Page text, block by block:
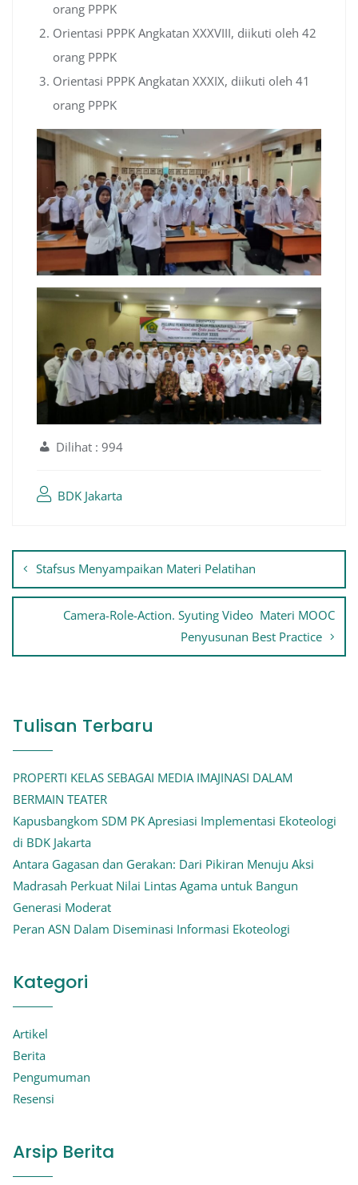
orang PPPK
Orientasi PPPK Angkatan XXXVIII, diikuti oleh 42
orang PPPK
Orientasi PPPK Angkatan XXXIX, diikuti oleh 41
orang PPPK
Dilihat : 994
BDK Jakarta
Navigasi
posStafsus Menyampaikan Materi Pelatihan
Camera-Role-Action. Syuting Video Materi MOOC
Penyusunan Best Practice
Tulisan Terbaru
PROPERTI KELAS SEBAGAI MEDIA IMAJINASI DALAM
BERMAIN TEATER
Kapusbangkom SDM PK Apresiasi Implementasi Ekoteologi
di BDK Jakarta
Antara Gagasan dan Gerakan: Dari Pikiran Menuju Aksi
Madrasah Perkuat Nilai Lintas Agama untuk Bangun
Generasi Moderat
Peran ASN Dalam Diseminasi Informasi Ekoteologi
Kategori
Artikel
Berita
Pengumuman
Resensi
Arsip Berita